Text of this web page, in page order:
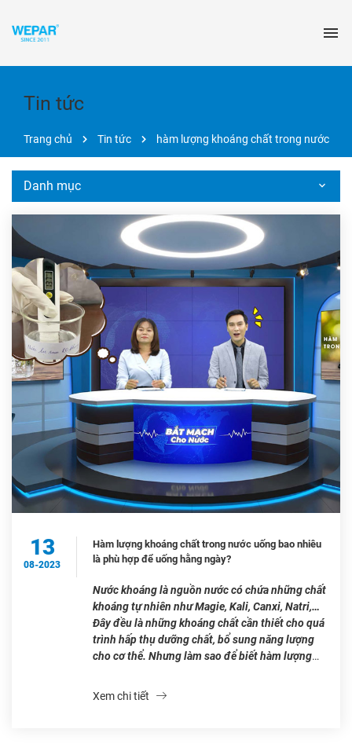
Tin tức
Trang chủ Tin tức hàm lượng khoáng chất trong nước
Danh mục
13
08-2023
Hàm lượng khoáng chất trong nước uống bao nhiêu
là phù hợp để uống hằng ngày?
Nước khoáng là nguồn nước có chứa những chất
khoáng tự nhiên như Magie, Kali, Canxi, Natri,…
Đây đều là những khoáng chất cần thiết cho quá
trình hấp thụ dưỡng chất, bổ sung năng lượng
cho cơ thể. Nhưng làm sao để biết hàm lượng
[…]
Xem chi tiết